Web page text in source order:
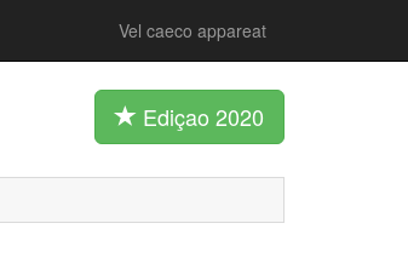
Vel caeco appareat
Ediçao 2020